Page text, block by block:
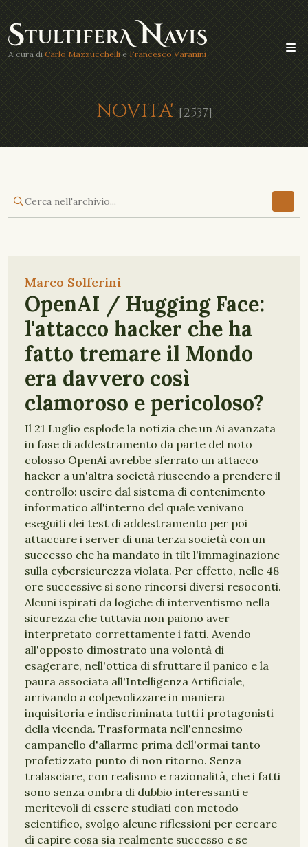
A cura di Carlo Mazzucchelli e Francesco Varanini
NOVITA' [2537]
Marco Solferini
OpenAI / Hugging Face:
l'attacco hacker che ha
fatto tremare il Mondo
era davvero così
clamoroso e pericoloso?
Il 21 Luglio esplode la notizia che un Ai avanzata
in fase di addestramento da parte del noto
colosso OpenAi avrebbe sferrato un attacco
hacker a un'altra società riuscendo a prendere il
controllo: uscire dal sistema di contenimento
informatico all'interno del quale venivano
eseguiti dei test di addestramento per poi
attaccare i server di una terza società con un
successo che ha mandato in tilt l'immaginazione
sulla cybersicurezza violata. Per effetto, nelle 48
ore successive si sono rincorsi diversi resoconti.
Alcuni ispirati da logiche di interventismo nella
sicurezza che tuttavia non paiono aver
interpretato correttamente i fatti. Avendo
all'opposto dimostrato una volontà di
esagerare, nell'ottica di sfruttare il panico e la
paura associata all'Intelligenza Artificiale,
arrivando a colpevolizzare in maniera
inquisitoria e indiscriminata tutti i protagonisti
della vicenda. Trasformata nell'ennesimo
campanello d'allarme prima dell'ormai tanto
profetizzato punto di non ritorno. Senza
tralasciare, con realismo e razionalità, che i fatti
sono senza ombra di dubbio interessanti e
meritevoli di essere studiati con metodo
scientifico, svolgo alcune riflessioni per cercare
di capire cosa sia realmente successo e se